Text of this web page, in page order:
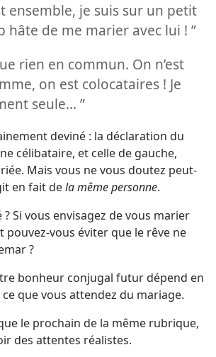
ensemble, je suis sur un petit
hâte de me marier avec lui ! ”
rien en commun. On n’est
on est colocataires ! Je
seule... ”
deviné : la déclaration du
célibataire, et celle de gauche,
Mais vous ne vous doutez peut-
en fait dela même personne.
? Si vous envisagez de vous marier
pouvez-​vous éviter que le rêve ne
?
bonheur conjugal futur dépend en
que vous attendez du mariage.
le prochain de la même rubrique,
des attentes réalistes.